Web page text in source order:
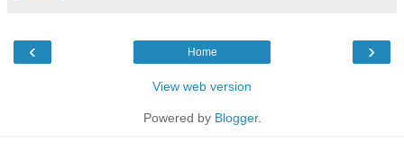
‹ ›
Home
View web version
Powered by Blogger.